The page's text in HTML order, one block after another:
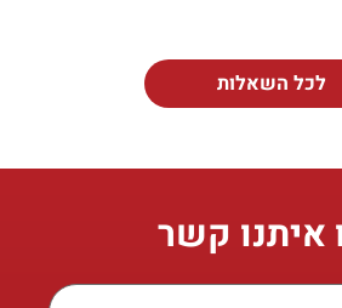
לכל השאלות
איתנו קשר